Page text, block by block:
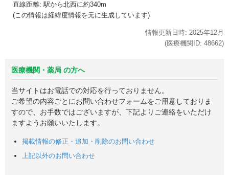
直線距離: 駅から北西に約340m
(この情報は経緯度情報を元に生成しています)
情報更新日時: 2025年12月
(医療機関ID: 48662)
医療機関・薬局 の方へ
当サイトはお電話での対応を行っておりません。
ご希望の内容ごとにお問い合わせフォームをご用意しておりま
すので、お手数ではございますが、下記よりご連絡をいただけ
ますようお願いいたします。
掲載情報の修正・追加・削除のお問い合わせ
上記以外のお問い合わせ